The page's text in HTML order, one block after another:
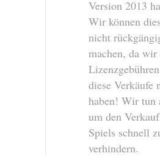
Version 2013
Wir können dies
nicht
machen, da wir
diese Verkäufe
haben! Wir tun
um den
Spiels schnell
verhindern.